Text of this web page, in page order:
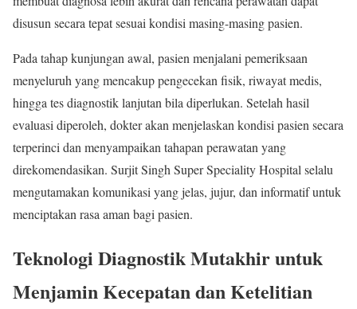
disusun secara tepat sesuai kondisi masing-masing pasien.
Pada tahap kunjungan awal, pasien menjalani pemeriksaan
menyeluruh yang mencakup pengecekan fisik, riwayat medis,
hingga tes diagnostik lanjutan bila diperlukan. Setelah hasil
evaluasi diperoleh, dokter akan menjelaskan kondisi pasien secara
terperinci dan menyampaikan tahapan perawatan yang
direkomendasikan. Surjit Singh Super Speciality Hospital selalu
mengutamakan komunikasi yang jelas, jujur, dan informatif untuk
menciptakan rasa aman bagi pasien.
Teknologi Diagnostik Mutakhir untuk
Menjamin Kecepatan dan Ketelitian